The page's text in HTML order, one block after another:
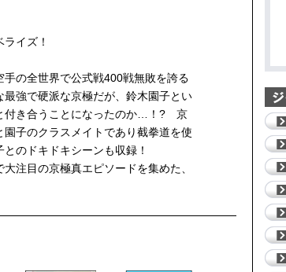
イズ！
の全世界で公式戦400戦無敗を誇る
最強で硬派な京極だが、鈴木園子とい
付き合うことになったのか…！? 京
子のクラスメイトであり截拳道を使
のドキドキシーンも収録！
注目の京極真エピソードを集めた、